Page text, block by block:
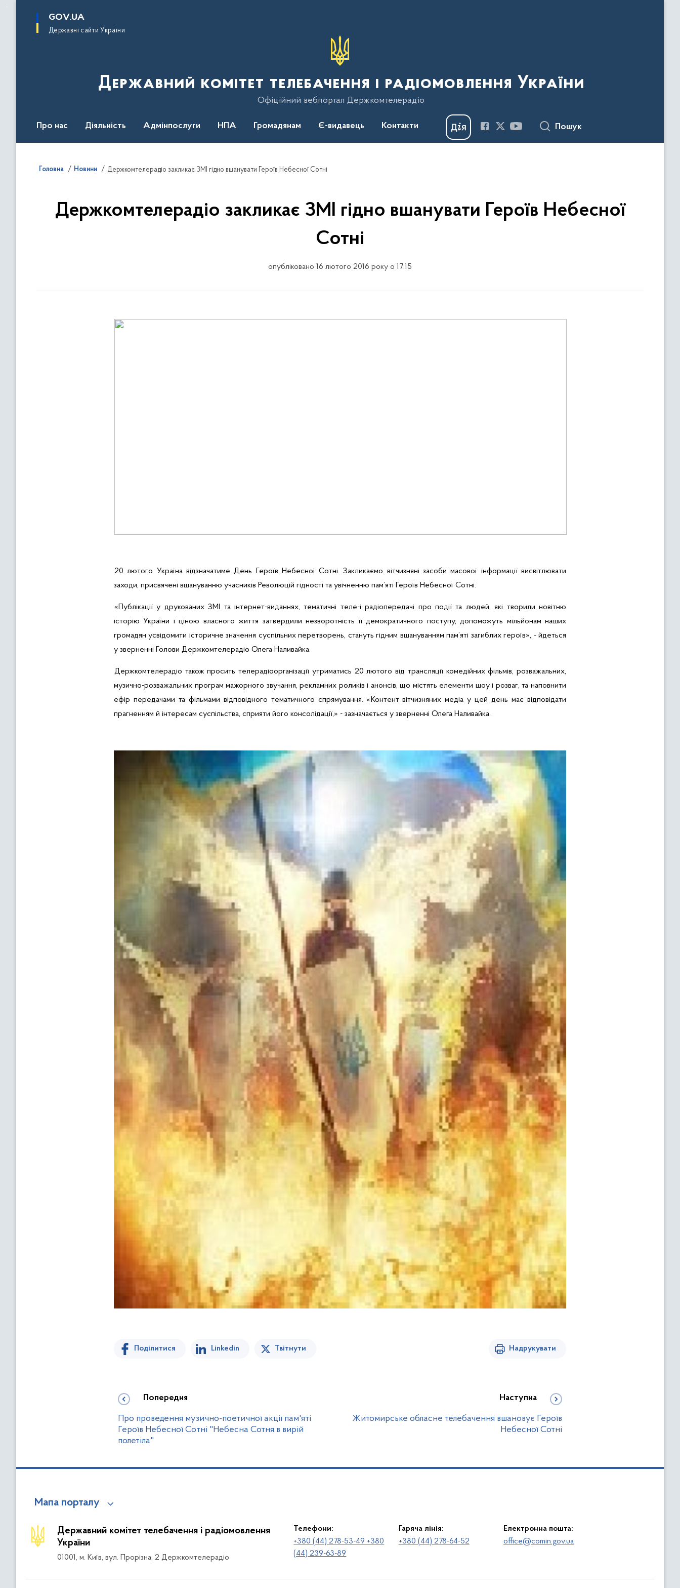
основного
GOV.UA
Державні сайти України
Державний комітет телебачення і радіомовлення України
Офіційний вебпортал Держкомтелерадіо
Про нас Діяльність Адмінпослуги НПА Громадянам Є-видавець Контакти Пошук
Головна Новини Держкомтелерадіо закликає ЗМІ гідно вшанувати Героїв Небесної Сотні
Держкомтелерадіо закликає ЗМІ гідно вшанувати Героїв Небесної
Сотні
опубліковано 16 лютого 2016 року о 17:15
20 лютого Україна відзначатиме День Героїв Небесної Сотні. Закликаємо вітчизняні засоби масової інформації висвітлювати
заходи, присвячені вшануванню учасників Революцій гідності та увічненню пам’яті Героїв Небесної Сотні.
«Публікаціїу друкованих ЗМІ та інтернет-виданнях, тематичні теле-і радіопередачі про події та людей, які творили новітню
історію України і ціною власного життя затвердили незворотність її демократичного поступу, допоможуть мільйонам наших
громадян усвідомити історичне значення суспільних перетворень, стануть гідним вшануванням пам’яті загиблих героїв», - йдеться
у зверненні Голови Держкомтелерадіо Олега Наливайка.
Держкомтелерадіо також просить телерадіоорганізації утриматись 20 лютого від трансляції комедійних фільмів, розважальних,
музично-розважальних програм мажорного звучання, рекламних роликів і анонсів, що містять елементи шоу і розваг, та наповнити
ефір передачами та фільмами відповідного тематичного спрямування. « Контент вітчизняних медіау цей день має відповідати
прагненням й інтересам суспільства, сприяти його консолідації,» - зазначається у зверненні Олега Наливайка.
Поділитися Linkedin Твітнути Надрукувати
Попередня
Про проведення музично-поетичної акції пам'яті
Героїв Небесної Coтні "Небесна Сотня в вирій
полетіла"
Наступна
Житомирське обласне телебачення вшановує Героїв
Небесної Сотні
Мапа порталу
Державний комітет телебачення і радіомовлення
України
01001, м. Київ, вул. Прорізна, 2 Держкомтелерадіо
Телефони:
+380 (44) 278-53-49 +380
(44) 239-63-89
Гаряча лінія:
+380 (44) 278-64-52
Електронна пошта:
office@comin.gov.ua